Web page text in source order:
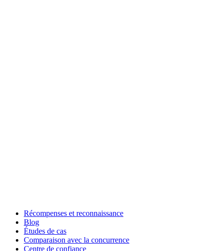
Récompenses et reconnaissance
Blog
Études de cas
Comparaison avec la concurrence
Centre de confiance